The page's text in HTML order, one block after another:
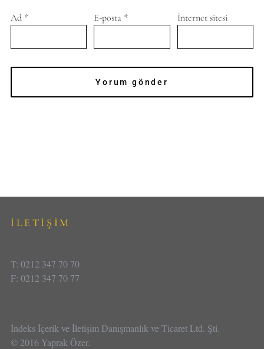
Ad * E-posta * İnternet sitesi
İLETİŞİM
T: 0212 347 70 70
F: 0212 347 70 77
İndeks İçerik ve İletişim Danışmanlık ve Ticaret Ltd. Şti.
© 2016 Yaprak Özer.